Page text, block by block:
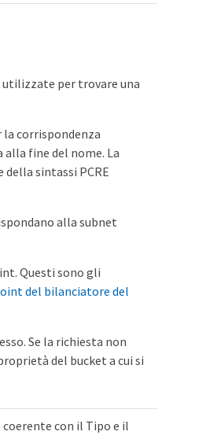
utilizzate per trovare una
corrispondenza
fine del nome. La
sintassi PCRE
alla subnet
Questi sono gli
del bilanciatore del
Se la richiesta non
del bucket a cui si
con il Tipo e il